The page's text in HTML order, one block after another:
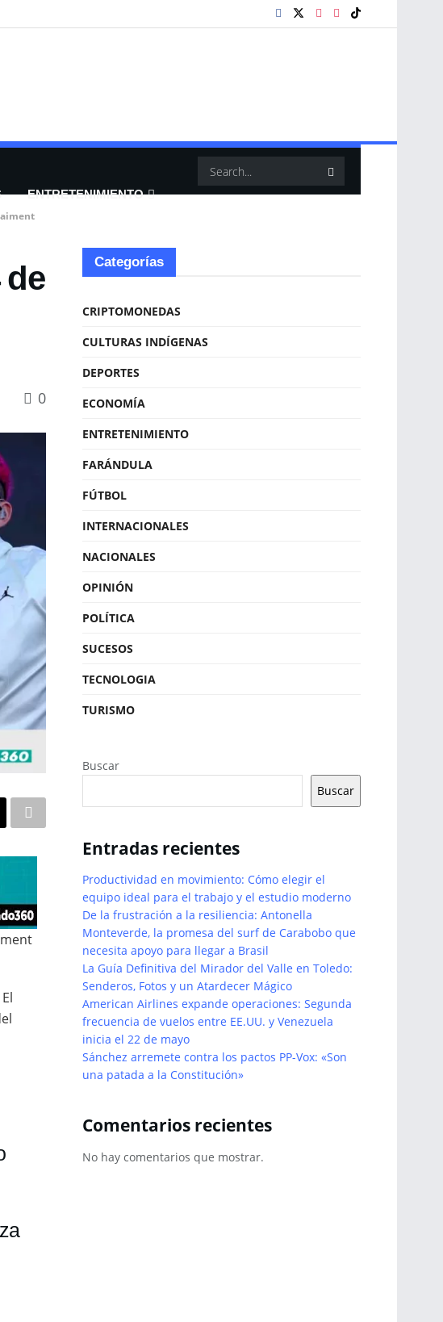
ENTRETENIMIENTO
de
0
Categorías
CRIPTOMONEDAS
CULTURAS INDÍGENAS
DEPORTES
ECONOMÍA
ENTRETENIMIENTO
FARÁNDULA
FÚTBOL
INTERNACIONALES
NACIONALES
OPINIÓN
POLÍTICA
SUCESOS
TECNOLOGIA
TURISMO
Buscar
Buscar
Entradas recientes
Productividad en movimiento: Cómo elegir el
equipo ideal para el trabajo y el estudio moderno
De la frustración a la resiliencia: Antonella
Monteverde, la promesa del surf de Carabobo que
necesita apoyo para llegar a Brasil
La Guía Definitiva del Mirador del Valle en Toledo:
Senderos, Fotos y un Atardecer Mágico
American Airlines expande operaciones: Segunda
frecuencia de vuelos entre EE.UU. y Venezuela
inicia el 22 de mayo
Sánchez arremete contra los pactos PP-Vox: «Son
una patada a la Constitución»
Comentarios recientes
No hay comentarios que mostrar.